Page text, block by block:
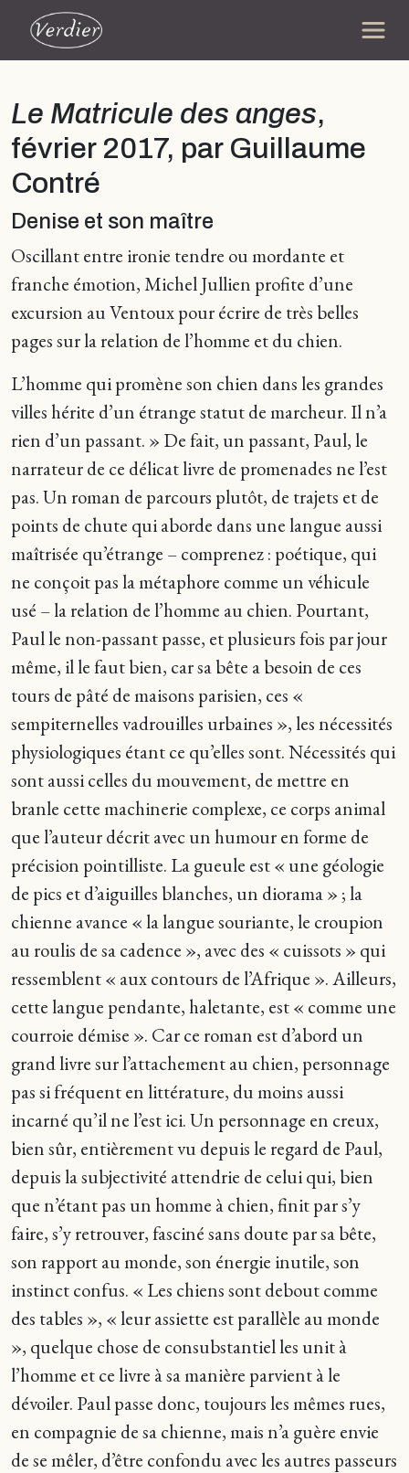
Le Matricule des anges,
février 2017, par Guillaume
Contré
Denise et son maître
Oscillant entre ironie tendre ou mordante et
franche émotion, Michel Jullien profite d’une
excursion au Ventoux pour écrire de très belles
pages sur la relation de l’homme et du chien.
L’homme qui promène son chien dans les grandes
villes hérite d’un étrange statut de marcheur. Il n’a
rien d’un passant. » De fait, un passant, Paul, le
narrateur de ce délicat livre de promenades ne l’est
pas. Un roman de parcours plutôt, de trajets et de
points de chute qui aborde dans une langue aussi
maîtrisée qu’étrange – comprenez : poétique, qui
ne conçoit pas la métaphore comme un véhicule
usé – la relation de l’homme au chien. Pourtant,
Paul le non-passant passe, et plusieurs fois par jour
même, il le faut bien, car sa bête a besoin de ces
tours de pâté de maisons parisien, ces «
sempiternelles vadrouilles urbaines », les nécessités
physiologiques étant ce qu’elles sont. Nécessités qui
sont aussi celles du mouvement, de mettre en
branle cette machinerie complexe, ce corps animal
que l’auteur décrit avec un humour en forme de
précision pointilliste. La gueule est « une géologie
de pics et d’aiguilles blanches, un diorama » ; la
chienne avance « la langue souriante, le croupion
au roulis de sa cadence », avec des « cuissots » qui
ressemblent « aux contours de l’Afrique ». Ailleurs,
cette langue pendante, haletante, est « comme une
courroie démise ». Car ce roman est d’abord un
grand livre sur l’attachement au chien, personnage
pas si fréquent en littérature, du moins aussi
incarné qu’il ne l’est ici. Un personnage en creux,
bien sûr, entièrement vu depuis le regard de Paul,
depuis la subjectivité attendrie de celui qui, bien
que n’étant pas un homme à chien, finit par s’y
faire, s’y retrouver, fasciné sans doute par sa bête,
son rapport au monde, son énergie inutile, son
instinct confus. « Les chiens sont debout comme
des tables », « leur assiette est parallèle au monde
», quelque chose de consubstantiel les unit à
l’homme et ce livre à sa manière parvient à le
dévoiler. Paul passe donc, toujours les mêmes rues,
en compagnie de sa chienne, mais n’a guère envie
de se mêler, d’être confondu avec les autres passeurs